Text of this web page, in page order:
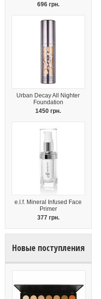
696 грн.
Urban Decay All Nighter
Foundation
1450 грн.
e.l.f. Mineral Infused Face
Primer
377 грн.
Новые поступления